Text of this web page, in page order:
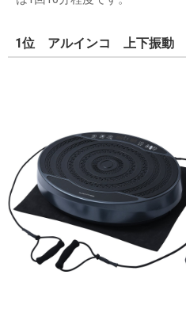
1位 アルインコ 上下振動